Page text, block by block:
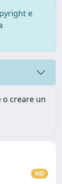
e
creare un
ND